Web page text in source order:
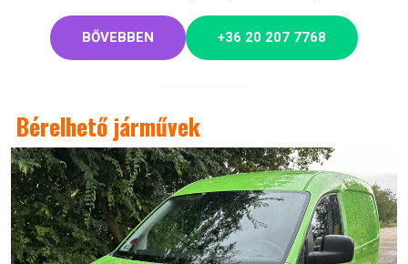
BŐVEBBEN +36 20 207 7768
Bérelhető járművek